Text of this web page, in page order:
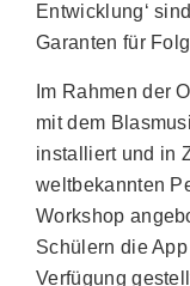
Entwicklung‘
Garanten für
Im Rahmen der
mit dem
installiert und in
weltbekannten
Workshop
Schülern die
Verfügung